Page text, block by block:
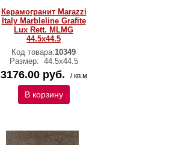
Керамогранит Marazzi
Italy Marbleline Grafite
Lux Rett. MLMG
44.5х44.5
Код товара:10349
Размер: 44.5х44.5
3176.00 руб. / кв.м
В корзину